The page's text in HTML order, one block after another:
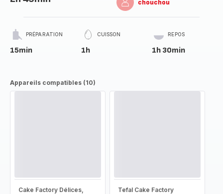
chouchou
PRÉPARATION
15min
CUISSON
1h
REPOS
1h 30min
Appareils compatibles (10)
Cake Factory Délices,
Tefal Cake Factory